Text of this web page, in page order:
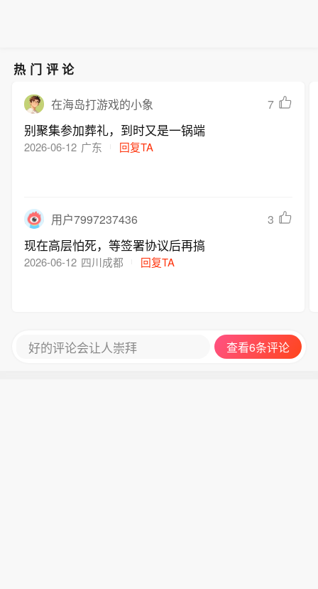
热门评论
在海岛打游戏的小象 7
别聚集参加葬礼，到时又是一锅端
2026-06-12 广东 回复TA
用户7997237436 3
现在高层怕死，等签署协议后再搞
2026-06-12 四川成都 回复TA
好的评论会让人崇拜 查看6条评论